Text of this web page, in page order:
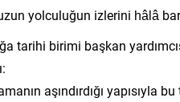
yolculuğun izlerini hâlâ
tarihi birimi başkan
aşındırdığı